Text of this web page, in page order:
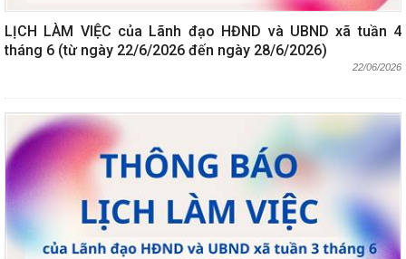
LỊCH LÀM VIỆC của Lãnh đạo HĐND và UBND xã tuần 4
tháng 6 (từ ngày 22/6/2026 đến ngày 28/6/2026)
22/06/2026